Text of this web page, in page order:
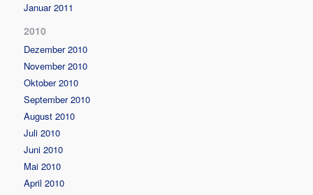
Januar 2011
2010
Dezember 2010
November 2010
Oktober 2010
September 2010
August 2010
Juli 2010
Juni 2010
Mai 2010
April 2010